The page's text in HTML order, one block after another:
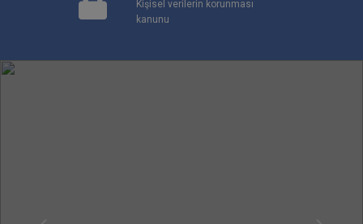
Kişisel verilerin korunması
kanunu